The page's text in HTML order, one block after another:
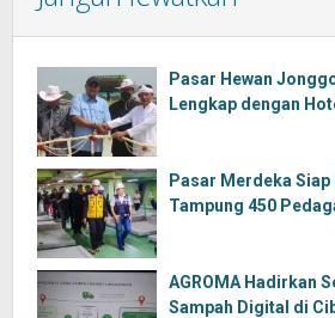
Pasar Hewan
Lengkap dengan
Pasar Merdeka
Tampung 450
AGROMA Hadirkan
Sampah Digital di